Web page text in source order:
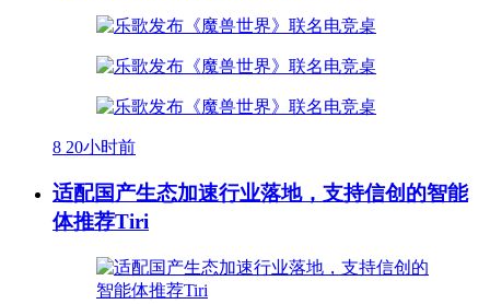
8 20小时前
适配国产生态加速行业落地，支持信创的智能
体推荐Tiri